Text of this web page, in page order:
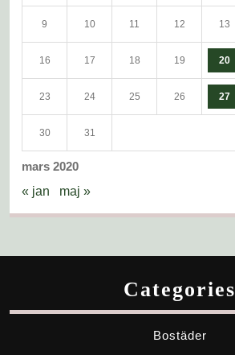
mars 2020
9 10 11 12 13
16 17 18 19 20
23 24 25 26 27
30 31
« jan maj »
Categories
Bostäder